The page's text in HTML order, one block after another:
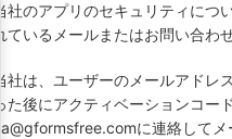
社のアプリのセキュリティにつ
ているメールまたはお問い合わ
社は、ユーザーのメールアドレ
た後にアクティベーションコー
に連絡して